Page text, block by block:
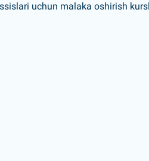
uchun malaka oshirish